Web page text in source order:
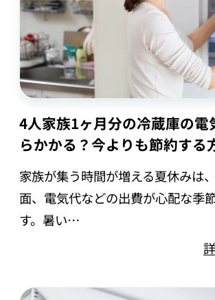
4人家族1ヶ月分の冷蔵庫の電
らかかる？今よりも節約する
家族が集う時間が増える夏休みは
面、電気代などの出費が心配な季
す。暑い…